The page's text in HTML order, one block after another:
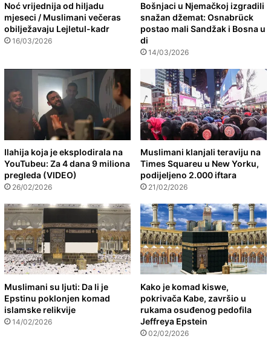
Noć vrijednija od hiljadu
mjeseci / Muslimani večeras
obilježavaju Lejletul-kadr
16/03/2026
Bošnjaci u Njemačkoj izgradili
snažan džemat: Osnabrück
postao mali Sandžak i Bosna u
di
14/03/2026
Ilahija koja je eksplodirala na
YouTubeu: Za 4 dana 9 miliona
pregleda (VIDEO)
26/02/2026
Muslimani klanjali teraviju na
Times Squareu u New Yorku,
podijeljeno 2.000 iftara
21/02/2026
Muslimani su ljuti: Da li je
Epstinu poklonjen komad
islamske relikvije
14/02/2026
Kako je komad kiswe,
pokrivača Kabe, završio u
rukama osuđenog pedofila
Jeffreya Epstein
02/02/2026